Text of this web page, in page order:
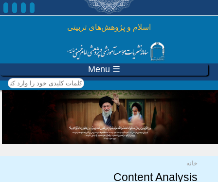
رفتن به محتوای اصلی
اسلام و پژوهش‌های تربیتی
☰ Menu
کلمات کلیدی خود را وارد
کنید
شما اینجا هستید
خانه
Content Analysis